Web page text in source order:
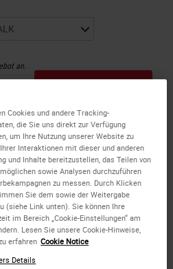
an.
Cookies und andere Tracking-
die Sie uns direkt zur Verfügung
um Ihre Nutzung unserer Website zu
Interaktionen mit dieser und anderen
und Inhalte bereitzustellen, das Teilen von
sowie Analysen durchzuführen
zu messen. Durch Klicken
Sie dem sowie der Weitergabe
(siehe Link unten). Sie können Ihre
im Bereich „Cookie-Einstellungen“ am
Lesen Sie unsere Cookie-Hinweise,
erfahren Cookie Notice
Details